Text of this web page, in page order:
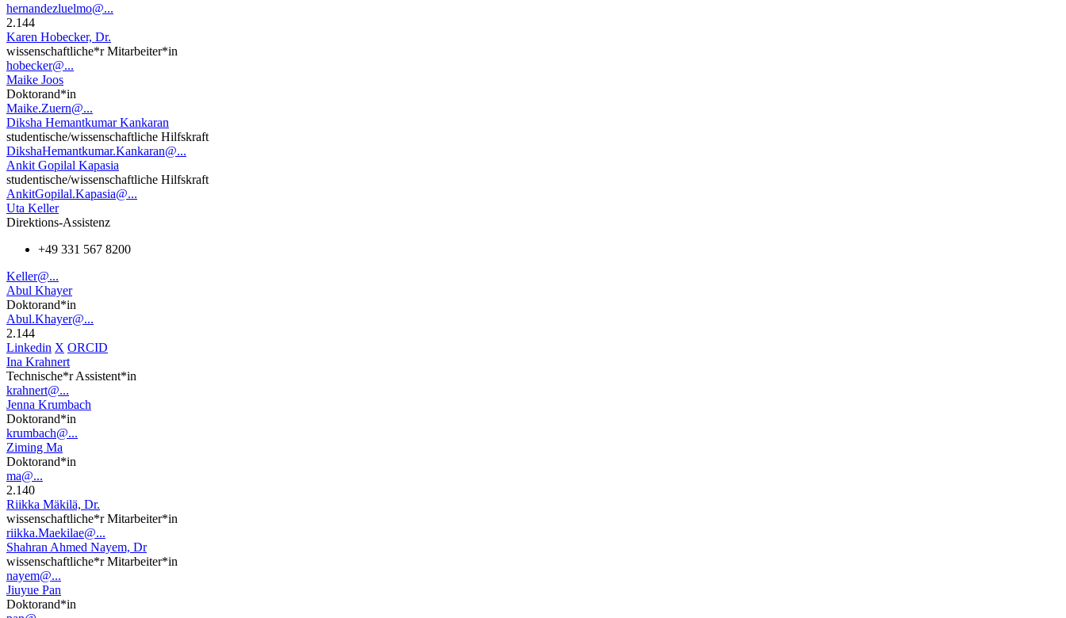
hernandezluelmo@...
2.144
Karen Hobecker, Dr.
wissenschaftliche*r Mitarbeiter*in
hobecker@...
Maike Joos
Doktorand*in
Maike.Zuern@...
Diksha Hemantkumar Kankaran
studentische/wissenschaftliche Hilfskraft
DikshaHemantkumar.Kankaran@...
Ankit Gopilal Kapasia
studentische/wissenschaftliche Hilfskraft
AnkitGopilal.Kapasia@...
Uta Keller
Direktions-Assistenz
+49 331 567 8200
Keller@...
Abul Khayer
Doktorand*in
Abul.Khayer@...
2.144
Linkedin X ORCID
Ina Krahnert
Technische*r Assistent*in
krahnert@...
Jenna Krumbach
Doktorand*in
krumbach@...
Ziming Ma
Doktorand*in
ma@...
2.140
Riikka Mäkilä, Dr.
wissenschaftliche*r Mitarbeiter*in
riikka.Maekilae@...
Shahran Ahmed Nayem, Dr
wissenschaftliche*r Mitarbeiter*in
nayem@...
Jiuyue Pan
Doktorand*in